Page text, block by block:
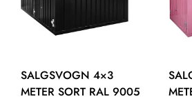
SALGSVOGN 4×3
METER SORT RAL 9005